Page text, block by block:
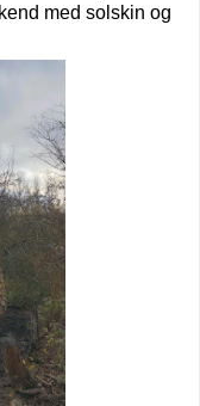
med solskin og